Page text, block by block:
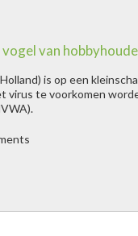
hobbyhouder in
van
is op een
virus te voorkomen